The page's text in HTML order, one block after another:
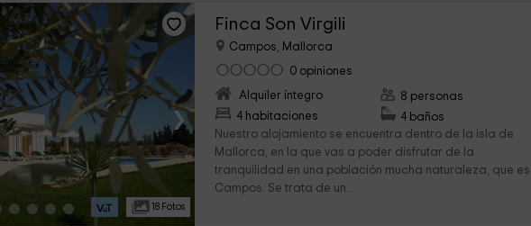
›
18 Fotos
Finca Son Virgili
Campos, Mallorca
0 opiniones
Alquiler íntegro
4 habitaciones
8 personas
4 baños
Nuestro alojamiento se encuentra dentro de la isla de
Mallorca, en la que vas a poder disfrutar de la
tranquilidad en una población mucha naturaleza, que es
Campos. Se trata de un...